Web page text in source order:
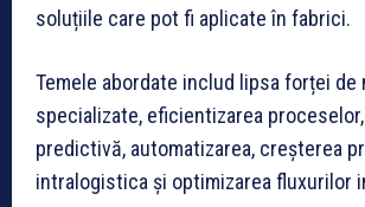
soluțiile care pot fi aplicate în fabrici.
Temele abordate includ lipsa forței de
specializate, eficientizarea
predictivă, automatizarea, creșterea
intralogistica și optimizarea fluxurilor